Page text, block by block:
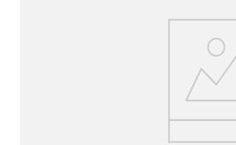
lavaliera
card memorie
ulanzi
insta 360